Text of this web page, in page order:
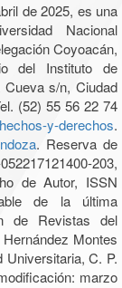
de 2025, es una
Nacional
Coyoacán,
del Instituto de
s/n, Ciudad
(52) 55 56 22 74
y-derechos.
. Reserva de
203,
de Autor, ISSN
de la última
de Revistas del
Montes
C. P.
marzo